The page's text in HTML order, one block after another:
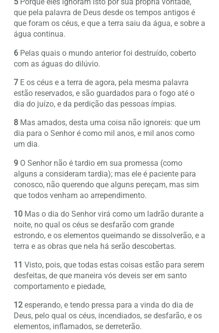
5 Porque eles ignoram isto por sua própria vontade,
que pela palavra de Deus desde os tempos antigos é
que foram os céus, e que a terra saiu da água, e sobre a
água continua.
6 Pelas quais o mundo anterior foi destruído, coberto
com as águas do dilúvio.
7 E os céus e a terra de agora, pela mesma palavra
estão reservados, e são guardados para o fogo até o
dia do juízo, e da perdição das pessoas ímpias.
8 Mas amados, desta uma coisa não ignoreis: que um
dia para o Senhor é como mil anos, e mil anos como
um dia.
9 O Senhor não é tardio em sua promessa (como
alguns a consideram tardia); mas ele é paciente para
conosco, não querendo que alguns pereçam, mas sim
que todos venham ao arrependimento.
10 Mas o dia do Senhor virá como um ladrão durante a
noite, no qual os céus se desfarão com grande
estrondo, e os elementos queimando se dissolverão, e a
terra e as obras que nela há serão descobertas.
11 Visto, pois, que todas estas coisas estão para serem
desfeitas, de que maneira vós deveis ser em santo
comportamento e piedade,
12 esperando, e tendo pressa para a vinda do dia de
Deus, pelo qual os céus, incendiados, se desfarão, e os
elementos, inflamados, se derreterão.